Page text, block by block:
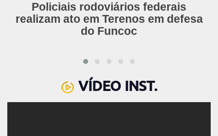
Policiais rodoviários federais
realizam ato em Terenos em defesa
do Funcoc
VÍDEO INST.